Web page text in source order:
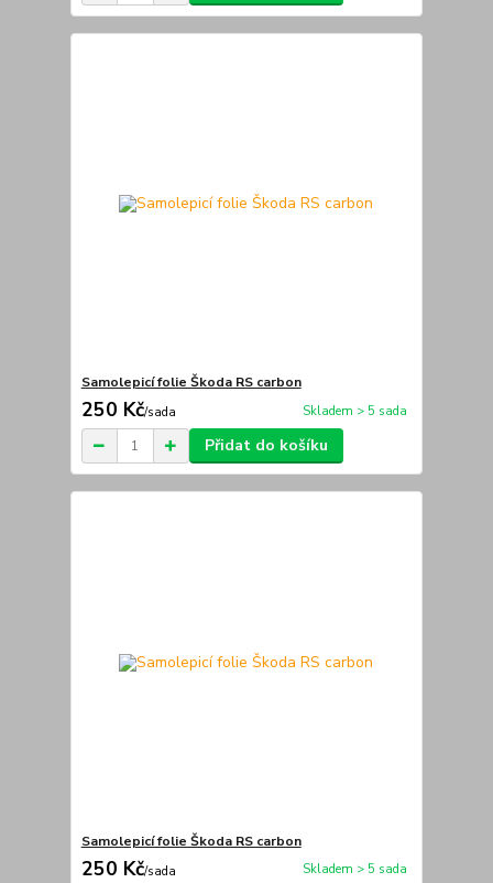
Samolepicí folie Škoda RS carbon
250 Kč/sada Skladem > 5 sada
Přidat do košíku
Samolepicí folie Škoda RS carbon
250 Kč/sada Skladem > 5 sada